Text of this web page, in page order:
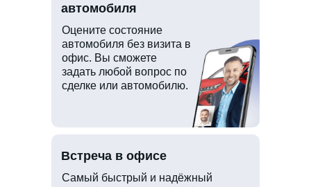
Оцените состояние
автомобиля без визита в
офис. Вы сможете
задать любой вопрос по
сделке или автомобилю.
Самый быстрый и надёжный
автомобиля
Встреча в офисе